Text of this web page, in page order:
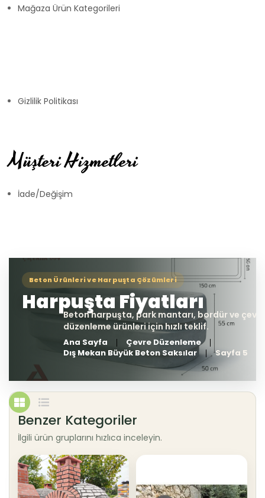
Mağaza Ürün Kategorileri
Gizlilik Politikası
Müşteri Hizmetleri
İade/Değişim
Ana Sayfa
Çevre Düzenleme
Dış Mekan Büyük Beton Saksılar
Sayfa 5
Benzer Kategoriler
İlgili ürün gruplarını hızlıca inceleyin.